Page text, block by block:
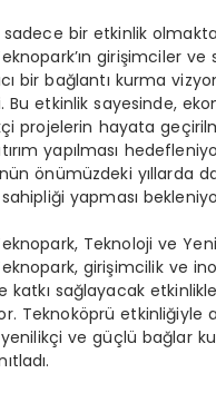
sadece bir etkinlik
girişimciler ve
bir bağlantı kurma
Bu etkinlik sayesinde,
projelerin hayata
yapılması
önümüzdeki yıllarda
yapması
Teknoloji ve
girişimcilik ve
katkı sağlayacak
Teknoköprü etkinliğiyle
ve güçlü bağlar